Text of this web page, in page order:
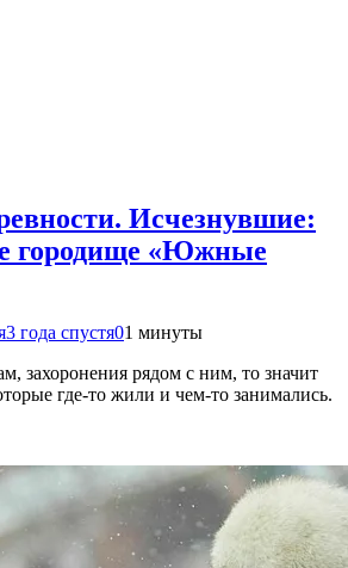
Исчезнувшие:
городище «Южные
3 года спустя01 минуты
захоронения рядом с ним, то значит
где-то жили и чем-то занимались.